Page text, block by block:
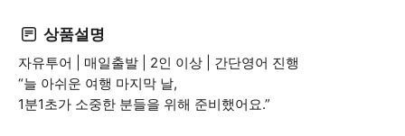
상품설명
자유투어 | 매일출발 | 2인 이상 | 간단영어 진행
“늘 아쉬운 여행 마지막 날,
1분1초가 소중한 분들을 위해 준비했어요.”